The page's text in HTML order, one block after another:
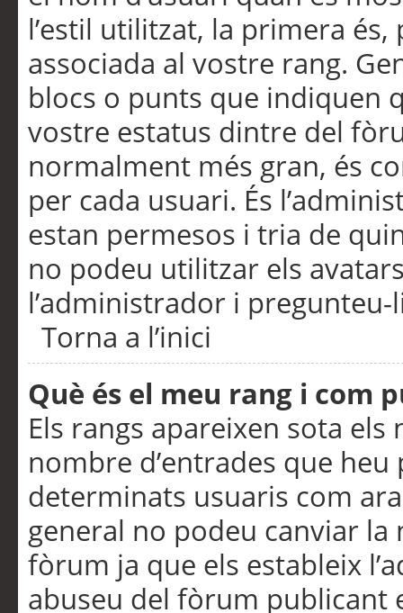
l’estil utilitzat, la primera
associada al vostre rang.
blocs o punts que indiquen
vostre estatus dintre del
normalment més gran, és
per cada usuari. És
estan permesos i tria de
no podeu utilitzar els
l’administrador i pregunteu-
Torna a l’inici
Què és el meu rang i com
Els rangs apareixen sota
nombre d’entrades que
determinats usuaris com
general no podeu canviar
fòrum ja que els estableix
abuseu del fòrum publicant